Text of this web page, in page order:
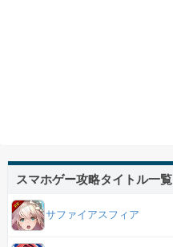
スマホゲー攻略タイトル一覧
サファイアスフィア